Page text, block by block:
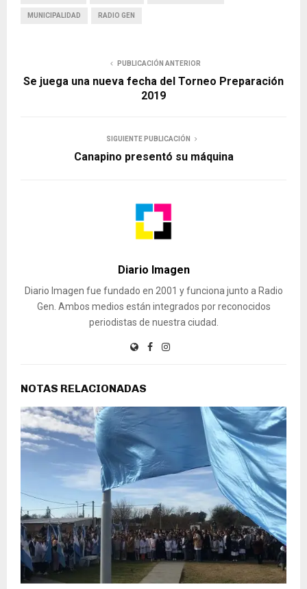
MUNICIPALIDAD RADIO GEN
PUBLICACIÓN ANTERIOR
Se juega una nueva fecha del Torneo Preparación
2019
SIGUIENTE PUBLICACIÓN
Canapino presentó su máquina
Diario Imagen
Diario Imagen fue fundado en 2001 y funciona junto a Radio
Gen. Ambos medios están integrados por reconocidos
periodistas de nuestra ciudad.
NOTAS RELACIONADAS